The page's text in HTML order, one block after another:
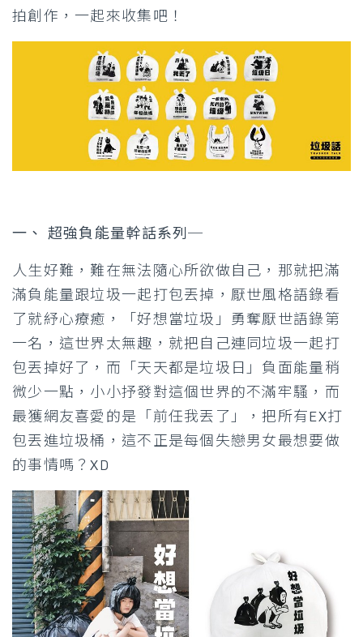
拍創作，一起來收集吧！
一、 超強負能量幹話系列─
人生好難，難在無法隨心所欲做自己，那就把滿
滿負能量跟垃圾一起打包丟掉，厭世風格語錄看
了就紓心療癒，「好想當垃圾」勇奪厭世語錄第
一名，這世界太無趣，就把自己連同垃圾一起打
包丟掉好了，而「天天都是垃圾日」負面能量稍
微少一點，小小抒發對這個世界的不滿牢騷，而
最獲網友喜愛的是「前任我丟了」，把所有EX打
包丟進垃圾桶，這不正是每個失戀男女最想要做
的事情嗎？XD